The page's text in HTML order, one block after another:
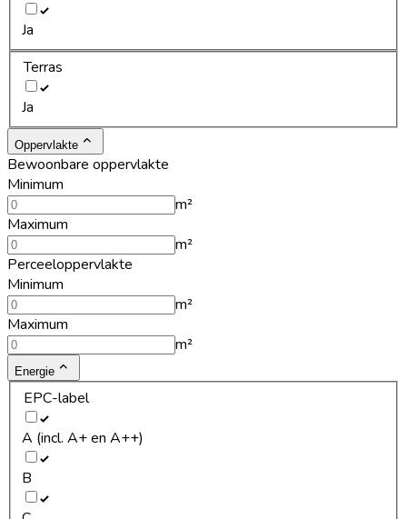
Ja
Terras
Ja
Oppervlakte
Bewoonbare oppervlakte
Minimum
m²
Maximum
m²
Perceeloppervlakte
Minimum
m²
Maximum
m²
Energie
EPC-label
A (incl. A+ en A++)
B